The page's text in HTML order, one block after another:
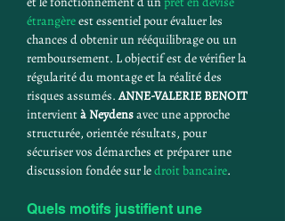
étrangère est essentiel pour évaluer les
chances d obtenir un rééquilibrage ou un
remboursement. L objectif est de vérifier la
régularité du montage et la réalité des
risques assumés. ANNE-VALERIE BENOIT
intervient à Neydens avec une approche
structurée, orientée résultats, pour
sécuriser vos démarches et préparer une
discussion fondée sur le droit bancaire.
Quels motifs justifient une